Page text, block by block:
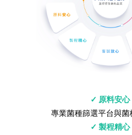
✓ 原料安心
專業菌種篩選平台與菌
✓ 製程精心